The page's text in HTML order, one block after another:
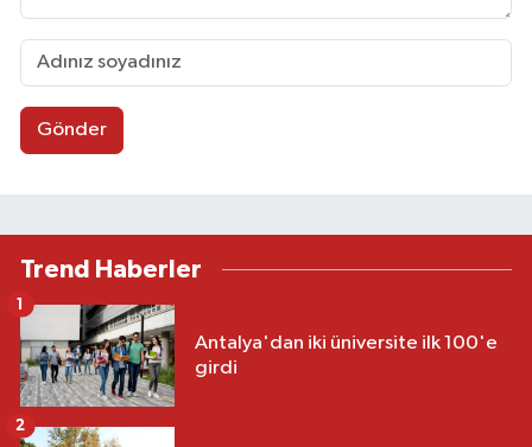
Gönder
Trend Haberler
Antalya'dan iki üniversite ilk 100'e
girdi
1
2